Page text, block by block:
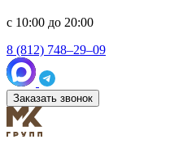
с 10:00 до 20:00
8 (812) 748–29–09
Заказать звонок